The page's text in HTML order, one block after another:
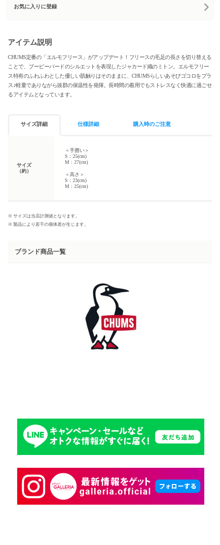
お気に入りに登録
アイテム説明
CHUMS定番の「エルモフリース」がアップデート！フリースの毛足の長さを切り替える
ことで、ブービーバードのシルエットを表現したジャカード織のミトン。エルモフリー
ス特有のふわふわとした優しい肌触りはそのままに、CHUMSらしいあそびゴコロをプラ
ス♪軽量でありながら抜群の保温性を発揮。長時間の着用でもストレスなく快適に過ごせ
るアイテムとなっています。
サイズ詳細 仕様詳細 購入時のご注意
サイズ
（約）
＜手囲い＞
S：25(cm)
M：27(cm)
＜高さ＞
S：23(cm)
M：25(cm)
※ サイズは当店計測値となります。
※ 製品により若干の個体差が生じます。
ブランド商品一覧